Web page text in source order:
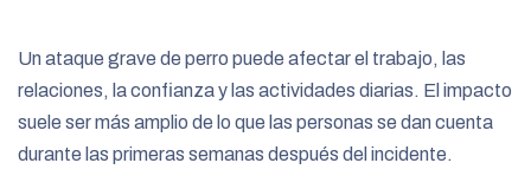
Un ataque grave de perro puede afectar el trabajo, las
relaciones, la confianza y las actividades diarias. El impacto
suele ser más amplio de lo que las personas se dan cuenta
durante las primeras semanas después del incidente.